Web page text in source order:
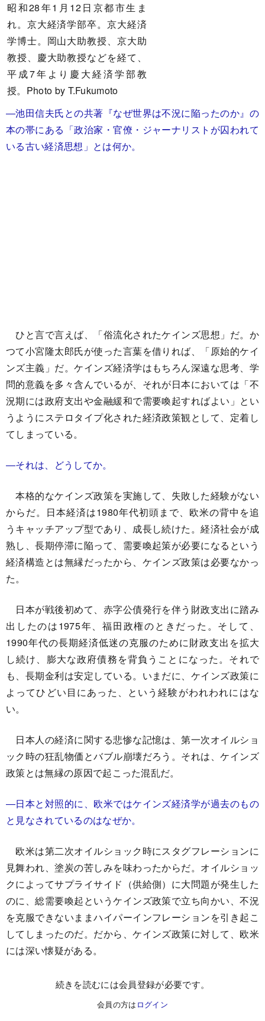
昭和28年1月12日京都市生ま
れ。京大経済学部卒。京大経済
学博士。岡山大助教授、京大助
教授、慶大助教授などを経て、
平成7年より慶大経済学部教
授。Photo by T.Fukumoto
―池田信夫氏との共著『なぜ世界は不況に陥ったのか』の
本の帯にある「政治家・官僚・ジャーナリストが囚われて
いる古い経済思想」とは何か。
ひと言で言えば、「俗流化されたケインズ思想」だ。か
つて小宮隆太郎氏が使った言葉を借りれば、「原始的ケイ
ンズ主義」だ。ケインズ経済学はもちろん深遠な思考、学
問的意義を多々含んでいるが、それが日本においては「不
況期には政府支出や金融緩和で需要喚起すればよい」とい
うようにステロタイプ化された経済政策観として、定着し
てしまっている。
―それは、どうしてか。
本格的なケインズ政策を実施して、失敗した経験がない
からだ。日本経済は1980年代初頭まで、欧米の背中を追
うキャッチアップ型であり、成長し続けた。経済社会が成
熟し、長期停滞に陥って、需要喚起策が必要になるという
経済構造とは無縁だったから、ケインズ政策は必要なかっ
た。
日本が戦後初めて、赤字公債発行を伴う財政支出に踏み
出したのは1975年、福田政権のときだった。そして、
1990年代の長期経済低迷の克服のために財政支出を拡大
し続け、膨大な政府債務を背負うことになった。それで
も、長期金利は安定している。いまだに、ケインズ政策に
よってひどい目にあった、という経験がわれわれにはな
い。
日本人の経済に関する悲惨な記憶は、第一次オイルショ
ック時の狂乱物価とバブル崩壊だろう。それは、ケインズ
政策とは無縁の原因で起こった混乱だ。
―日本と対照的に、欧米ではケインズ経済学が過去のもの
と見なされているのはなぜか。
欧米は第二次オイルショック時にスタグフレーションに
見舞われ、塗炭の苦しみを味わったからだ。オイルショッ
クによってサプライサイド（供給側）に大問題が発生した
のに、総需要喚起というケインズ政策で立ち向かい、不況
を克服できないままハイパーインフレーションを引き起こ
してしまったのだ。だから、ケインズ政策に対して、欧米
には深い懐疑がある。
続きを読むには会員登録が必要です。
会員の方は ログイン